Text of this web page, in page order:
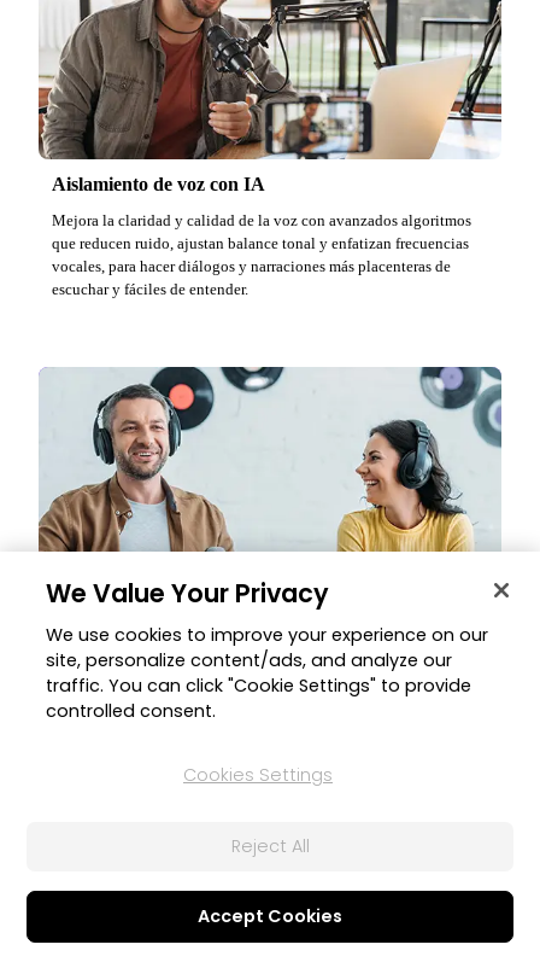
Aislamiento de voz con IA
Mejora la claridad y calidad de la voz con avanzados algoritmos
que reducen ruido, ajustan balance tonal y enfatizan frecuencias
vocales, para hacer diálogos y narraciones más placenteras de
escuchar y fáciles de entender.
Auto Nivel
Ajusta automáticamente el nivel de volumen de diálogos y voces
que asegura mayor consistencia y balance a lo largo de tu
variaciones de volumen.
We Value Your Privacy
We use cookies to improve your experience on our
site, personalize content/ads, and analyze our
traffic. You can click "Cookie Settings" to provide
controlled consent.
Cookies Settings
Reject All
Accept Cookies